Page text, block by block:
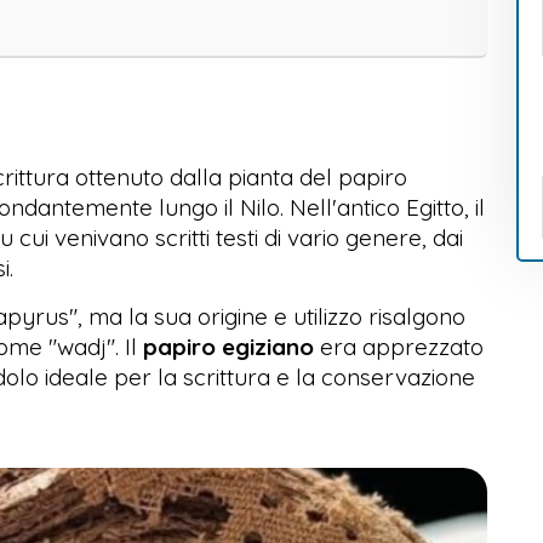
ottenuto dalla pianta del papiro
lungo il Nilo. Nell'antico Egitto, il
venivano scritti testi di vario genere, dai
ma la sua origine e utilizzo risalgono
"wadj". Il papiro egiziano era apprezzato
ideale per la scrittura e la conservazione